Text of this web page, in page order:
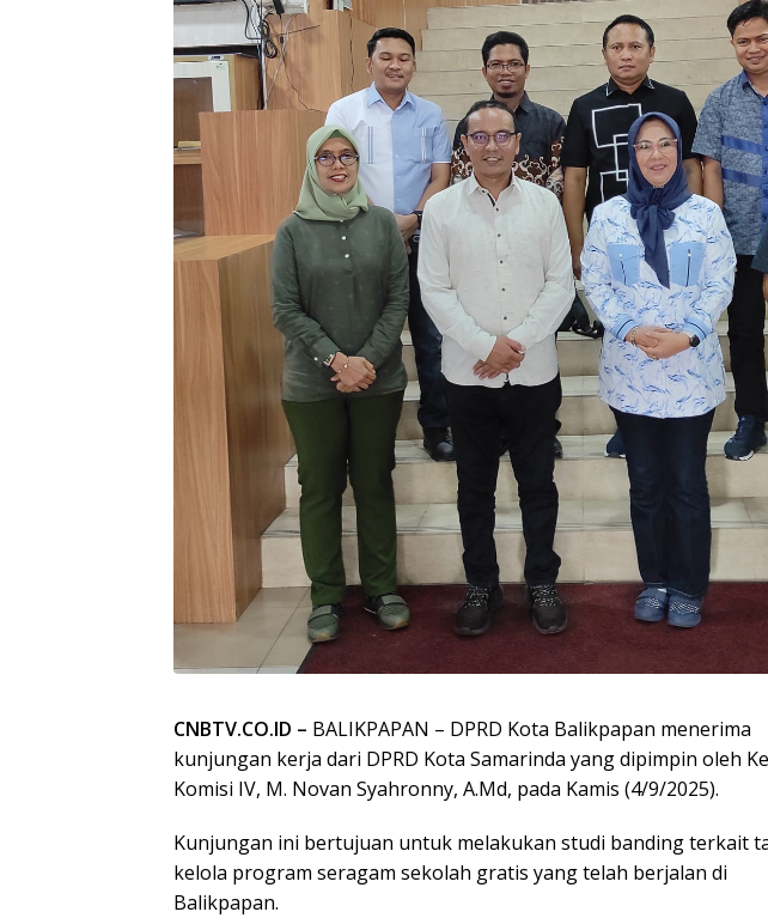
CNBTV.CO.ID – BALIKPAPAN – DPRD Kota Balikpapan menerima
kunjungan kerja dari DPRD Kota Samarinda yang dipimpin oleh
Komisi IV, M. Novan Syahronny, A.Md, pada Kamis (4/9/2025).
Kunjungan ini bertujuan untuk melakukan studi banding terkait
kelola program seragam sekolah gratis yang telah berjalan di
Balikpapan.